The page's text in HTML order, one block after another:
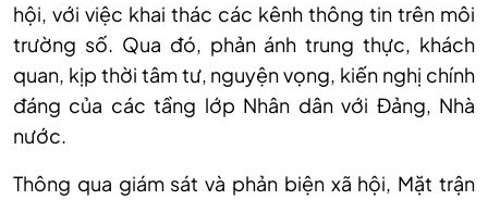
hội, với việc khai thác các kênh thông tin trên môi
trường số. Qua đó, phản ánh trung thực, khách
quan, kịp thời tâm tư, nguyện vọng, kiến nghị chính
đáng của các tầng lớp Nhân dân với Đảng, Nhà
nước.
Thông qua giám sát và phản biện xã hội, Mặt trận